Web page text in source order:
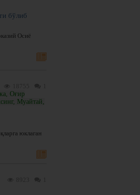
бўлиб
Осиё
Оғир
Муайтай,
юклаган